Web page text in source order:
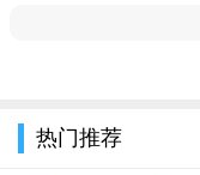
热门推荐